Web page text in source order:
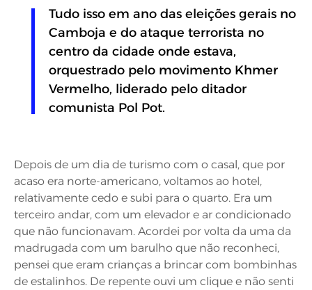
Tudo isso em ano das eleições gerais no
Camboja e do ataque terrorista no
centro da cidade onde estava,
orquestrado pelo movimento Khmer
Vermelho, liderado pelo ditador
comunista Pol Pot.
Depois de um dia de turismo com o casal, que por
acaso era norte-americano, voltamos ao hotel,
relativamente cedo e subi para o quarto. Era um
terceiro andar, com um elevador e ar condicionado
que não funcionavam. Acordei por volta da uma da
madrugada com um barulho que não reconheci,
pensei que eram crianças a brincar com bombinhas
de estalinhos. De repente ouvi um clique e não senti